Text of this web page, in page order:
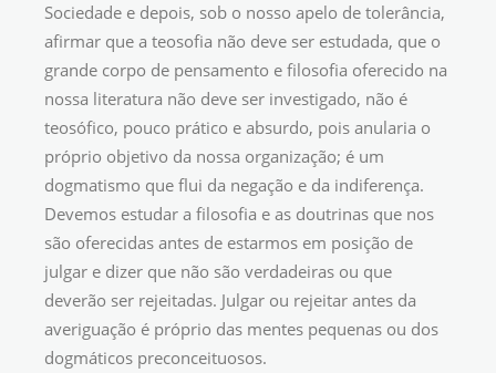
Sociedade e depois, sob o nosso apelo de tolerância,
afirmar que a teosofia não deve ser estudada, que o
grande corpo de pensamento e filosofia oferecido na
nossa literatura não deve ser investigado, não é
teosófico, pouco prático e absurdo, pois anularia o
próprio objetivo da nossa organização; é um
dogmatismo que flui da negação e da indiferença.
Devemos estudar a filosofia e as doutrinas que nos
são oferecidas antes de estarmos em posição de
julgar e dizer que não são verdadeiras ou que
deverão ser rejeitadas. Julgar ou rejeitar antes da
averiguação é próprio das mentes pequenas ou dos
dogmáticos preconceituosos.